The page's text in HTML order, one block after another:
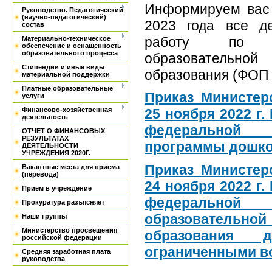
Руководство. Педагогический
(научно-педагогический)
состав
Материально-техническое
обеспечение и оснащенность
образовательного процесса
Стипендии и иные виды
материальной поддержки
Платные образовательные
услуги
Финансово-хозяйственная
деятельность
ОТЧЕТ О ФИНАНСОВЫХ
РЕЗУЛЬТАТАХ
ДЕЯТЕЛЬНОСТИ
УЧРЕЖДЕНИЯ 2020Г.
Вакантные места для приема
(перевода)
Прием в учреждение
Прокуратура разъясняет
Наши группы
Министерство просвещения
российской федерации
Средняя заработная плата
руководства
Информируем
2023 года все
работу по
образования
Приказ
25 ноября 2022
программы
Приказ
24 ноября 2022
ограниченными